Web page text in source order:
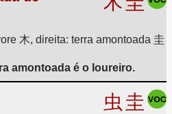
木, direita: terra amontoada 圭
amontoada é o loureiro.
虫 圭